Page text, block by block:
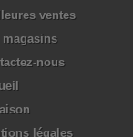
ventes
magasins
nous
légales